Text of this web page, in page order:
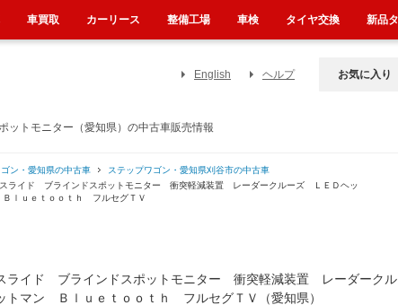
トモニター（愛知県）の中古車販売情報
English ヘルプ お気に入り
ン・愛知県の中古車
ステップワゴン・愛知県刈谷市の中古車
ライド ブラインドスポットモニター 衝突軽減装置 レーダークルーズ ＬＥＤヘッ
ｕｅｔｏｏｔｈ フルセグＴＶ
ライド ブラインドスポットモニター 衝突軽減装置 レーダーク
マン Ｂｌｕｅｔｏｏｔｈ フルセグＴＶ（愛知県）
車買取 カーリース 整備工場 車検 タイヤ交換 新品